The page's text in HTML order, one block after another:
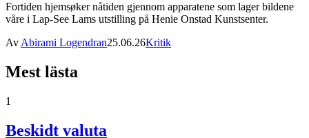
Fortiden hjemsøker nåtiden gjennom apparatene som lager bildene
våre i Lap-See Lams utstilling på Henie Onstad Kunstsenter.
Av Abirami Logendran25.06.26Kritik
Mest lästa
1
Beskidt valuta